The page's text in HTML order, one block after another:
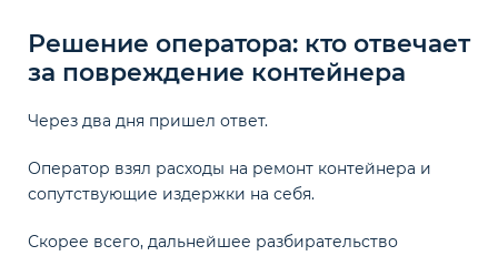
Решение оператора: кто отвечает
за повреждение контейнера
Через два дня пришел ответ.
Оператор взял расходы на ремонт контейнера и
сопутствующие издержки на себя.
Скорее всего, дальнейшее разбирательство